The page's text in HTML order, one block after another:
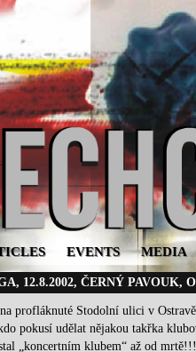
EVENTS MEDIA
12.8.2002, ČERNÝ PAVOUK,
profláknuté Stodolní ulici v
pokusí udělat nějakou takřka
„koncertním klubem“ až od